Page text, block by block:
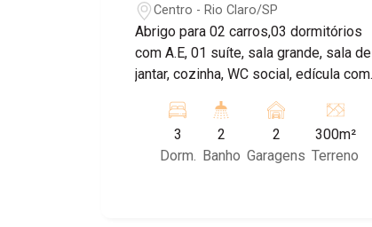
Centro - Rio Claro/SP
Abrigo para 02 carros,03 dormitórios
com A.E, 01 suíte, sala grande, sala de
jantar, cozinha, WC social, edícula com
terraço.
3
Dorm.
2
Banho
2
Garagens
300m²
Terreno